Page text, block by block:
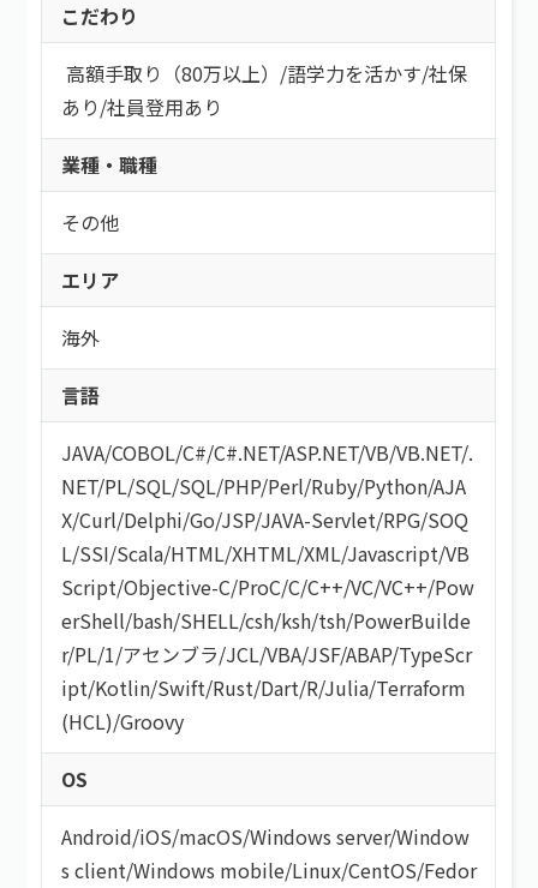
こだわり
高額手取り（80万以上） /語学力を活かす/社保
あり/社員登用あり
業種・職種
その他
エリア
海外
言語
JAVA/COBOL/C#/C#.NET/ASP.NET/VB/VB.NET/.
NET/PL/SQL/SQL/PHP/Perl/Ruby/Python/AJA
X/Curl/Delphi/Go/JSP/JAVA-Servlet/RPG/SOQ
L/SSI/Scala/HTML/XHTML/XML/Javascript/VB
Script/Objective-C/ProC/C/C++/VC/VC++/Pow
erShell/bash/SHELL/csh/ksh/tsh/PowerBuilde
r/PL/1/アセンブラ/JCL/VBA/JSF/ABAP/TypeScr
ipt/Kotlin/Swift/Rust/Dart/R/Julia/Terraform
(HCL)/Groovy
OS
Android/iOS/macOS/Windows server/Window
s client/Windows mobile/Linux/CentOS/Fedor